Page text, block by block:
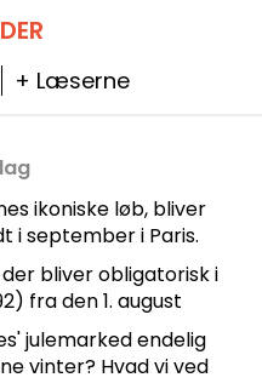
forestillinger
+ Læserne
ikoniske løb, bliver
i september i Paris.
bliver obligatorisk i
fra den 1. august
julemarked endelig
vinter? Hvad vi ved